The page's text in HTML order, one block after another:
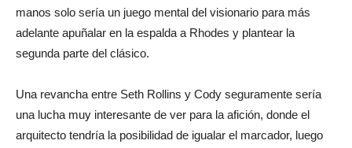
manos solo sería un juego mental del visionario para más
adelante apuñalar en la espalda a Rhodes y plantear la
segunda parte del clásico.
Una revancha entre Seth Rollins y Cody seguramente sería
una lucha muy interesante de ver para la afición, donde el
arquitecto tendría la posibilidad de igualar el marcador, luego